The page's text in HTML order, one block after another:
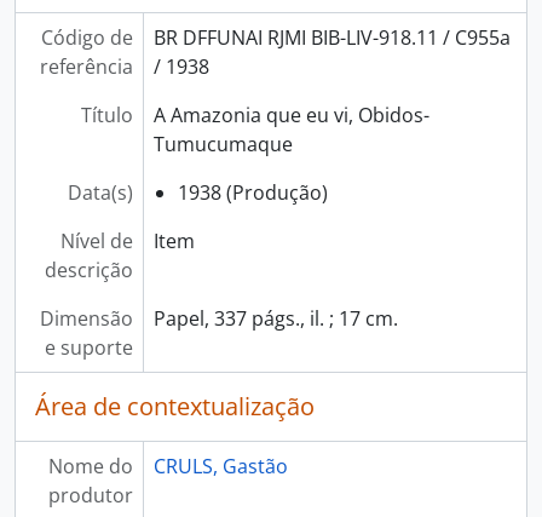
Código de
referência
BR DFFUNAI RJMI BIB-LIV-918.11 / C955a
/ 1938
Título
A Amazonia que eu vi, Obidos-
Tumucumaque
Data(s)
1938 (Produção)
Nível de
descrição
Item
Dimensão
e suporte
Papel, 337 págs., il. ; 17 cm.
Área de contextualização
Nome do
produtor
CRULS, Gastão